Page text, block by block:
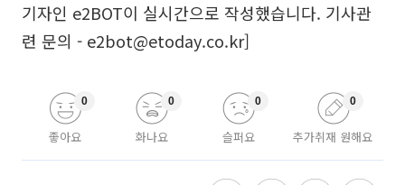
기자인 e2BOT이 실시간으로 작성했습니다. 기사관
련 문의 - e2bot@etoday.co.kr]
좋아요
0
화나요
0
슬퍼요
0
추가취재 원해요
0